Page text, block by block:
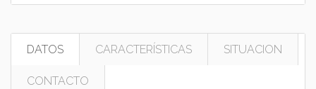
DATOS CARACTERÍSTICAS SITUACION
CONTACTO